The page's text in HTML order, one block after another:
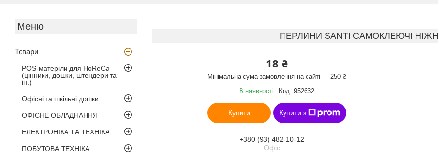
Товари
POS-матеріли для HoReCa
(цінники, дошки, штендери та
ін.)
Офісні та шкільні дошки
ОФІСНЕ ОБЛАДНАННЯ
ЕЛЕКТРОНІКА ТА ТЕХНІКА
ПОБУТОВА ТЕХНІКА
ПЕРЛИНИ SANTI САМОКЛЕЮЧІ
18 ₴
Мінімальна сума замовлення на сайті — 250 ₴
В наявності
Код: 952632
Купити Купити з
+380 (93) 482-10-12
Офіс